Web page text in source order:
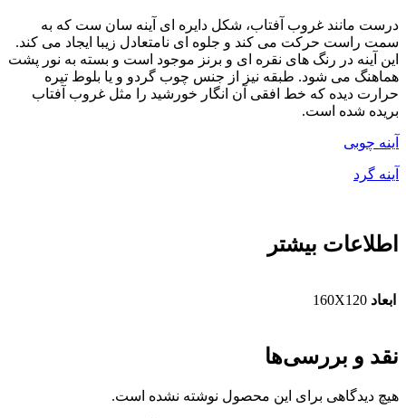
درست مانند غروب آفتاب، شکل دایره ای آینه سان ست که به
سمت راست حرکت می کند و جلوه ای نامتعادل زیبا ایجاد می کند.
این آینه در رنگ های نقره ای و برنز موجود است و بسته به نور پشت
هماهنگ می شود. طبقه نیز از جنس چوب گردو و یا بلوط تیره
حرارت دیده که خط افقی آن انگار خورشید را مثل غروب آفتاب
بریده شده است.
آینه چوبی
آینه گرد
اطلاعات بیشتر
ابعاد 160X120
نقد و بررسی‌ها
هیچ دیدگاهی برای این محصول نوشته نشده است.